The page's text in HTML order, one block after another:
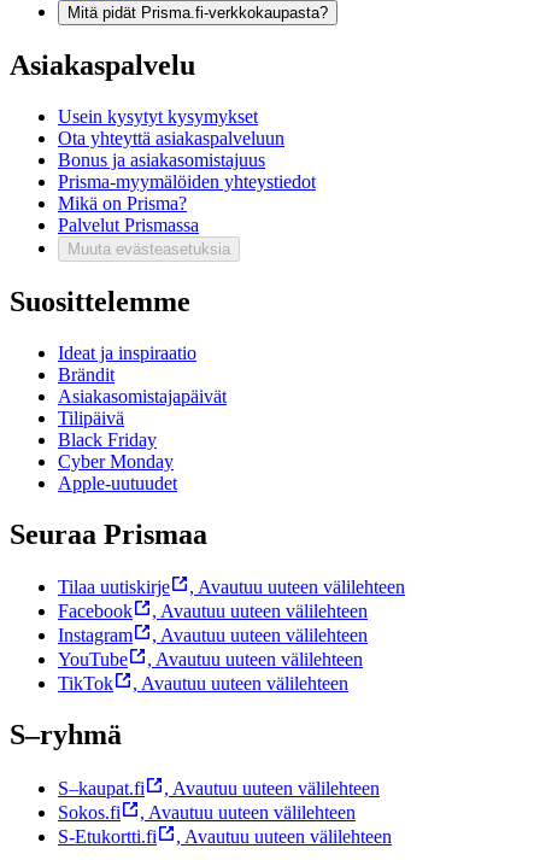
Mitä pidät Prisma.fi-verkkokaupasta?
Asiakaspalvelu
Usein kysytyt kysymykset
Ota yhteyttä asiakaspalveluun
Bonus ja asiakasomistajuus
Prisma-myymälöiden yhteystiedot
Mikä on Prisma?
Palvelut Prismassa
Muuta evästeasetuksia
Suosittelemme
Ideat ja inspiraatio
Brändit
Asiakasomistajapäivät
Tilipäivä
Black Friday
Cyber Monday
Apple-uutuudet
Seuraa Prismaa
Tilaa uutiskirje , Avautuu uuteen välilehteen
Facebook
, Avautuu uuteen välilehteen
Instagram
, Avautuu uuteen välilehteen
YouTube
, Avautuu uuteen välilehteen
TikTok
, Avautuu uuteen välilehteen
S–ryhmä
S–kaupat.fi , Avautuu uuteen välilehteen
Sokos.fi
, Avautuu uuteen välilehteen
S-Etukortti.fi
, Avautuu uuteen välilehteen